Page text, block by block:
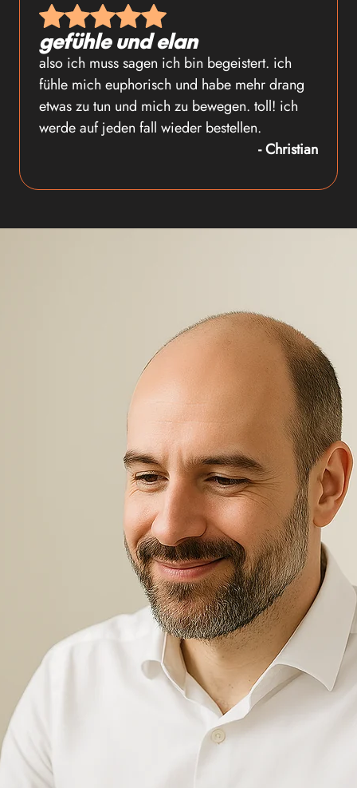
gefühle und elan
also ich muss sagen ich bin begeistert. ich
fühle mich euphorisch und habe mehr drang
etwas zu tun und mich zu bewegen. toll! ich
werde auf jeden fall wieder bestellen.
- Christian